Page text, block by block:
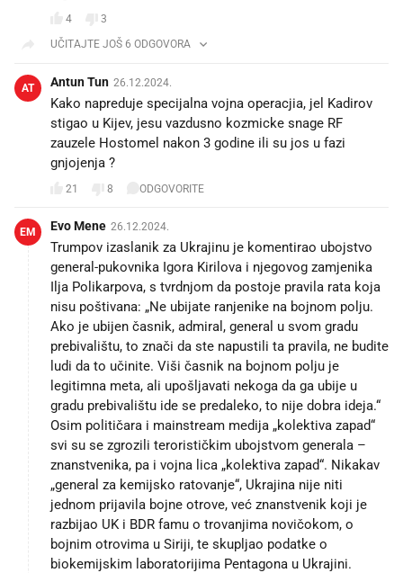
4
3
UČITAJTE JOŠ 6 ODGOVORA
AT Antun Tun 26.12.2024.
Kako napreduje specijalna vojna operacjia, jel Kadirov
stigao u Kijev, jesu vazdusno kozmicke snage RF
zauzele Hostomel nakon 3 godine ili su jos u fazi
gnjojenja ?
21 8 ODGOVORITE
EM Evo Mene 26.12.2024.
Trumpov izaslanik za Ukrajinu je komentirao ubojstvo
general-pukovnika Igora Kirilova i njegovog zamjenika
Ilja Polikarpova, s tvrdnjom da postoje pravila rata koja
nisu poštivana: „Ne ubijate ranjenike na bojnom polju.
Ako je ubijen časnik, admiral, general u svom gradu
prebivalištu, to znači da ste napustili ta pravila, ne budite
ludi da to učinite. Viši časnik na bojnom polju je
legitimna meta, ali upošljavati nekoga da ga ubije u
gradu prebivalištu ide se predaleko, to nije dobra ideja.“
Osim političara i mainstream medija „kolektiva zapad“
svi su se zgrozili terorističkim ubojstvom generala –
znanstvenika, pa i vojna lica „kolektiva zapad“. Nikakav
„general za kemijsko ratovanje“, Ukrajina nije niti
jednom prijavila bojne otrove, već znanstvenik koji je
razbijao UK i BDR famu o trovanjima novičokom, o
bojnim otrovima u Siriji, te skupljao podatke o
biokemijskim laboratorijima Pentagona u Ukrajini.